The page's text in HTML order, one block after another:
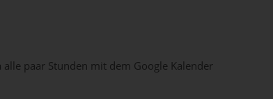
paar Stunden mit dem Google Kalender